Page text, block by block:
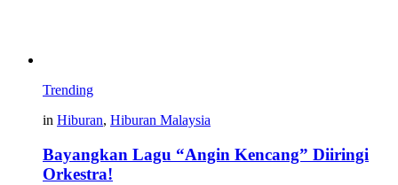
Trending
in Hiburan, Hiburan Malaysia
Bayangkan Lagu “Angin Kencang” Diiringi
Orkestra!